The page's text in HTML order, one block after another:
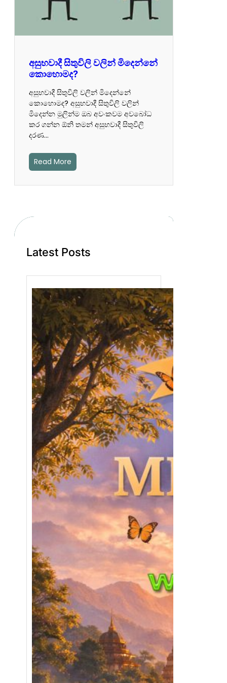
අසුභවාදී සිතුවිලි වලින් මිදෙන්නේ
කොහොමද?
අසුභවාදී සිතුවිලි වලින් මිදෙන්නේ
කොහොමද? අසුභවාදී සිතුවිලි වලින්
මිදෙන්න මුලින්ම ඔබ අවංකවම අව‍බෝධ
කර ගන්න ඕනි තමන් අසුභවාදී සිතුවිලි
දරණ…
Read More
Latest Posts